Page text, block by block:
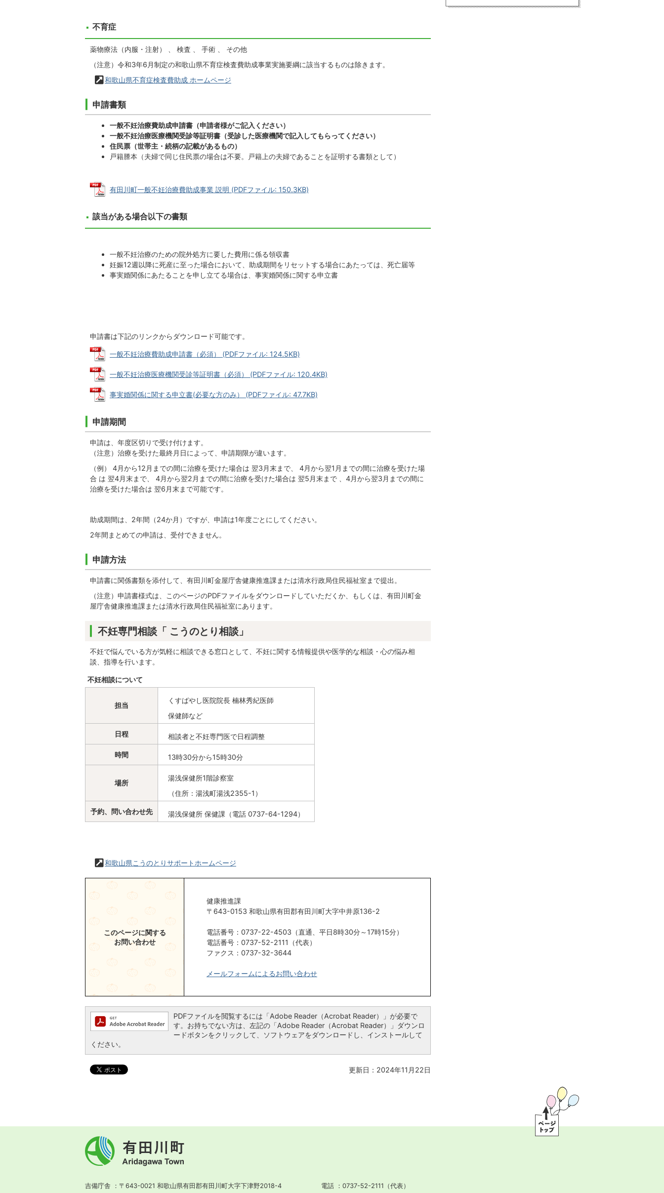
不育症
薬物療法（内服・注射） 、 検査 、 手術 、 その他
（注意）令和3年6月制定の和歌山県不育症検査費助成事業実施要綱に該当するものは除きます。
和歌山県不育症検査費助成 ホームページ
申請書類
一般不妊治療費助成申請書（申請者様がご記入ください）
一般不妊治療医療機関受診等証明書（受診した医療機関で記入してもらってください）
住民票（世帯主・続柄の記載があるもの）
戸籍謄本（夫婦で同じ住民票の場合は不要。戸籍上の夫婦であることを証明する書類として）
有田川町一般不妊治療費助成事業 説明 (PDFファイル: 150.3KB)
該当がある場合以下の書類
一般不妊治療のための院外処方に要した費用に係る領収書
妊娠12週以降に死産に至った場合において、助成期間をリセットする場合にあたっては、死亡届等
事実婚関係にあたることを申し立てる場合は、事実婚関係に関する申立書
申請書は下記のリンクからダウンロード可能です。
一般不妊治療費助成申請書（必須） (PDFファイル: 124.5KB)
一般不妊治療医療機関受診等証明書（必須） (PDFファイル: 120.4KB)
事実婚関係に関する申立書(必要な方のみ） (PDFファイル: 47.7KB)
申請期間
申請は、年度区切りで受け付けます。
（注意）治療を受けた最終月日によって、申請期限が違います。
（例） 4月から12月までの間に治療を受けた場合は 翌3月末まで、 4月から翌1月までの間に治療を受けた場
合 は 翌4月末まで、 4月から翌2月までの間に治療を受けた場合は 翌5月末まで 、4月から翌3月までの間に
治療を受けた場合は 翌6月末まで可能です。
助成期間は、2年間（24か月）ですが、申請は1年度ごとにしてください。
2年間まとめての申請は、受付できません。
申請方法
申請書に関係書類を添付して、有田川町金屋庁舎健康推進課または清水行政局住民福祉室まで提出。
（注意）申請書様式は、このページのPDFファイルをダウンロードしていただくか、もしくは、有田川町金
屋庁舎健康推進課または清水行政局住民福祉室にあります。
不妊専門相談「 こうのとり相談」
不妊で悩んでいる方が気軽に相談できる窓口として、不妊に関する情報提供や医学的な相談・心の悩み相
談、指導を行います。
不妊相談について
担当
くすばやし医院院長 楠林秀紀医師
保健師など
日程 相談者と不妊専門医で日程調整
時間 13時30分から15時30分
場所
湯浅保健所1階診察室
（住所：湯浅町湯浅2355-1）
予約、問い合わせ先 湯浅保健所 保健課（電話 0737-64-1294）
和歌山県こうのとりサポートホームページ
このページに関する
お問い合わせ
健康推進課
〒643-0153 和歌山県有田郡有田川町大字中井原136-2
電話番号：0737-22-4503（直通、平日8時30分～17時15分）
電話番号：0737-52-2111（代表）
ファクス：0737-32-3644
メールフォームによるお問い合わせ
PDFファイルを閲覧するには「Adobe Reader（Acrobat Reader）」が必要で
す。お持ちでない方は、左記の「Adobe Reader（Acrobat Reader）」ダウンロ
ードボタンをクリックして、ソフトウェアをダウンロードし、インストールして
ください。
更新日：2024年11月22日
有
田
川
Town
吉備庁舎 〒643-0021 和歌山県有田郡有田川町大字下津野2018-4 電話 0737-52-2111（代表）
ッ
プ